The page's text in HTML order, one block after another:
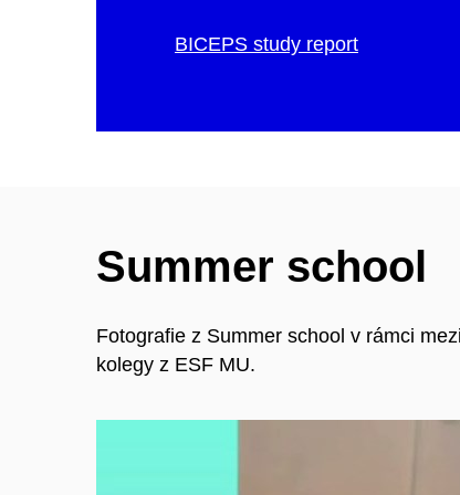
BICEPS study report
Summer school
Fotografie z Summer school v rámci
kolegy z ESF MU.